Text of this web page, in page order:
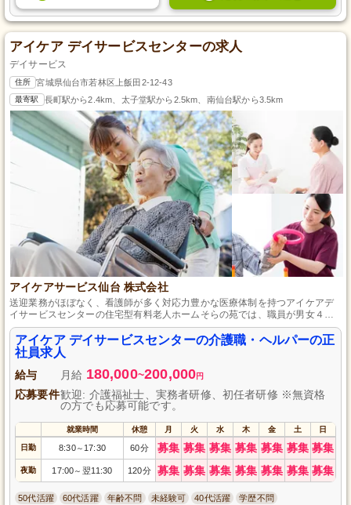
アイケア デイサービスセンターの求人
デイサービス
住所 宮城県仙台市若林区上飯田2-12-43
最寄駅 長町駅から2.4km、太子堂駅から2.5km、南仙台駅から3.5km
アイケアサービス仙台 株式会社
送迎業務がほぼなく、看護師が多く対応力豊かな医療体制を持つアイケアデ
イサービスセンターの住宅型有料老人ホームそらの苑では、職員が男女４：
６のバランスで20代から70代まで幅広く在籍。介護職員の募集には経験や資
格よりも、やる気と思いやりが重視されます。
アイケア デイサービスセンターの介護職・ヘルパーの正
社員求人
給与 月給 180,000~200,000円
応募要件歓迎: 介護福祉士、実務者研修、初任者研修 ※無資格
の方でも応募可能です。
就業時間 休憩 月 火 水 木 金 土 日
日勤 8:30～ 17:30 60分 募集 募集 募集 募集 募集 募集 募集
夜勤 17:00～ 翌11:30 120分 募集 募集 募集 募集 募集 募集 募集
50代活躍 60代活躍 年齢不問 未経験可 40代活躍 学歴不問